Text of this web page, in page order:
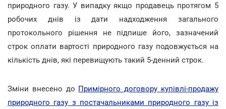
природного газу. У випадку якщо продавець протягом 5
робочих днів із дати надходження загального
протокольного рішення не підпише його, зазначений
строк оплати вартості природного газу подовжується на
кількість днів, які перевищують такий 5-денний строк.
Зміни внесено до Примірного договору купівлі-продажу
природного газу з постачальниками природного газу із